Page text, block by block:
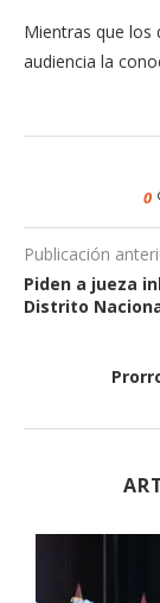
Mientras que los
audiencia la
0
Publicación
Piden a jueza
Distrito